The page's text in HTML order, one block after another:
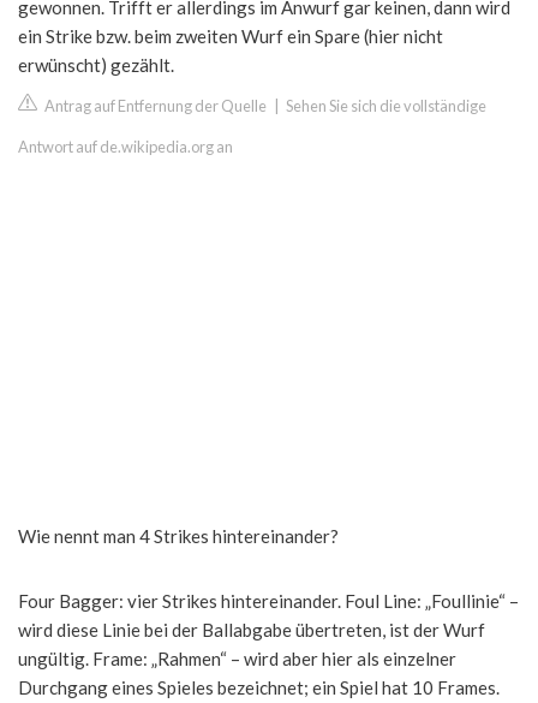
gewonnen. Trifft er allerdings im Anwurf gar keinen, dann wird
ein Strike bzw. beim zweiten Wurf ein Spare (hier nicht
erwünscht) gezählt.
Antrag auf Entfernung der Quelle Sehen Sie sich die vollständige
Antwort auf de.wikipedia.org an
Wie nennt man 4 Strikes hintereinander?
Four Bagger: vier Strikes hintereinander. Foul Line: „Foullinie“ –
wird diese Linie bei der Ballabgabe übertreten, ist der Wurf
ungültig. Frame: „Rahmen“ – wird aber hier als einzelner
Durchgang eines Spieles bezeichnet; ein Spiel hat 10 Frames.